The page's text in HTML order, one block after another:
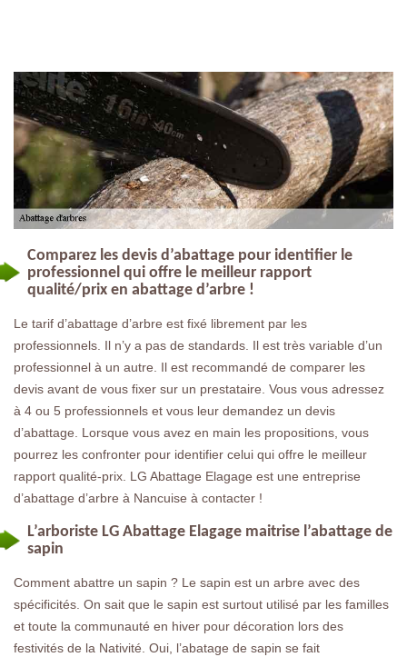
Comparez les devis d’abattage pour identifier le
professionnel qui offre le meilleur rapport
qualité/prix en abattage d’arbre !
Le tarif d’abattage d’arbre est fixé librement par les
professionnels. Il n’y a pas de standards. Il est très variable d’un
professionnel à un autre. Il est recommandé de comparer les
devis avant de vous fixer sur un prestataire. Vous vous adressez
à 4 ou 5 professionnels et vous leur demandez un devis
d’abattage. Lorsque vous avez en main les propositions, vous
pourrez les confronter pour identifier celui qui offre le meilleur
rapport qualité-prix. LG Abattage Elagage est une entreprise
d’abattage d’arbre à Nancuise à contacter !
L’arboriste LG Abattage Elagage maitrise l’abattage de
sapin
Comment abattre un sapin ? Le sapin est un arbre avec des
spécificités. On sait que le sapin est surtout utilisé par les familles
et toute la communauté en hiver pour décoration lors des
festivités de la Nativité. Oui, l’abatage de sapin se fait